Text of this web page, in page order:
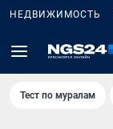
НЕДВИЖИМОСТЬ
Тест по мурaлaм